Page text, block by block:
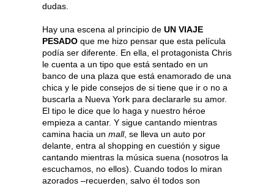
dudas.
Hay una escena al principio de UN VIAJE
PESADO que me hizo pensar que esta película
podía ser diferente. En ella, el protagonista Chris
le cuenta a un tipo que está sentado en un
banco de una plaza que está enamorado de una
chica y le pide consejos de si tiene que ir o no a
buscarla a Nueva York para declararle su amor.
El tipo le dice que lo haga y nuestro héroe
empieza a cantar. Y sigue cantando mientras
camina hacia un mall, se lleva un auto por
delante, entra al shopping en cuestión y sigue
cantando mientras la música suena (nosotros la
escuchamos, no ellos). Cuando todos lo miran
azorados –recuerden, salvo él todos son